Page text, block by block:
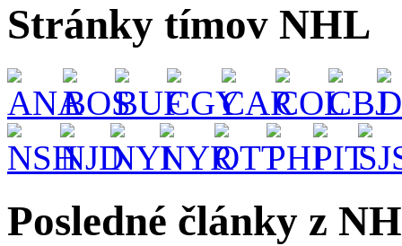
Stránky tímov NHL
Posledné články z